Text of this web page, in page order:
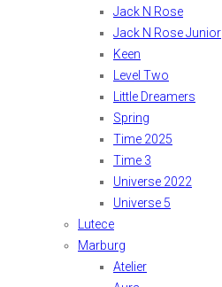
Jack N Rose
Jack N Rose Junior
Keen
Level Two
Little Dreamers
Spring
Time 2025
Time 3
Universe 2022
Universe 5
Lutece
Marburg
Atelier